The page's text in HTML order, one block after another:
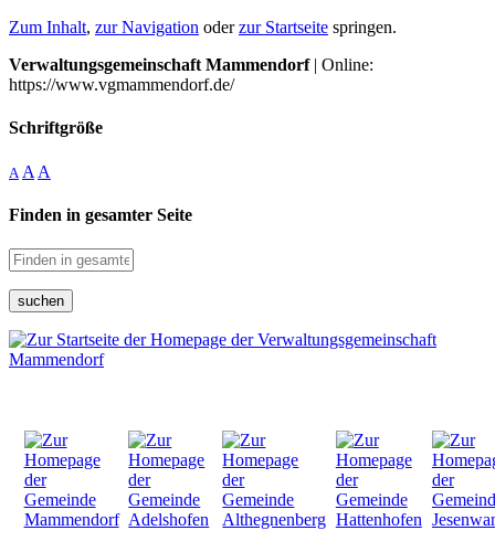
Zum Inhalt, zur Navigation oderzur Startseite springen.
Verwaltungsgemeinschaft Mammendorf| Online:
https://www.vgmammendorf.de/
Schriftgröße
A A A
Finden in gesamter Seite
suchen